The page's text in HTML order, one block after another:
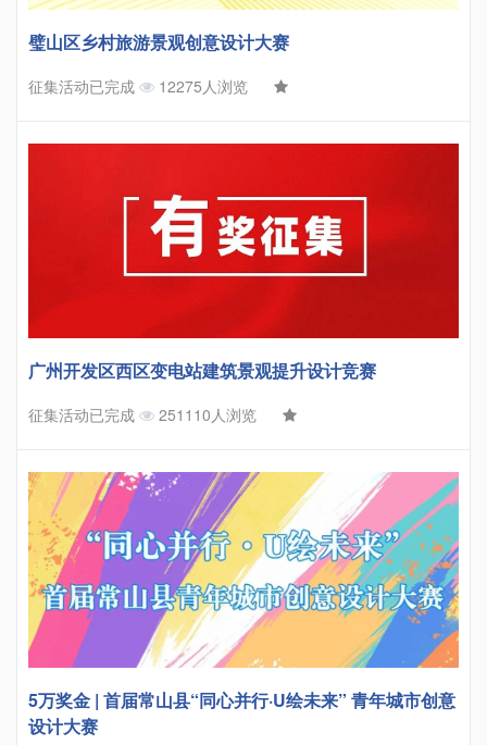
璧山区乡村旅游景观创意设计大赛
征集活动已完成 12275人浏览
广州开发区西区变电站建筑景观提升设计竞赛
征集活动已完成 251110人浏览
5万奖金 | 首届常山县“同心并行·U绘未来” 青年城市创意
设计大赛